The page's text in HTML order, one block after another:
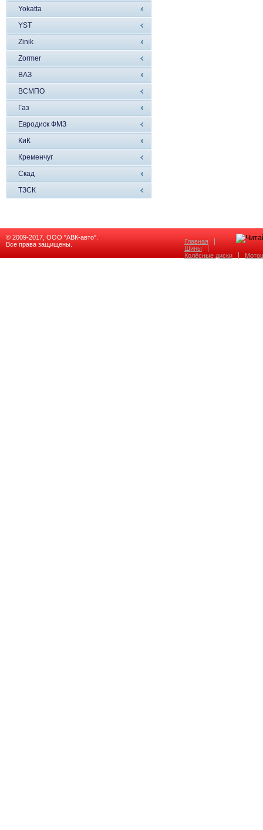
Yokatta
YST
Zinik
Zormer
ВАЗ
ВСМПО
Газ
Евродиск ФМЗ
КиК
Кременчуг
Скад
ТЗСК
© 2009-2017, ООО "АВК-авто".
Все права защищены.
Главная
Шины
Колёсные диски